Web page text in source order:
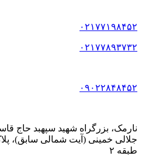
۰۲۱۷۷۱۹۸۴۵۲
۰۲۱۷۷۸۹۳۷۳۲
۰۹۰۲۲۸۴۸۴۵۲
نارمک، بزرگراه شهید سپهبد حاج
طبقه ۲